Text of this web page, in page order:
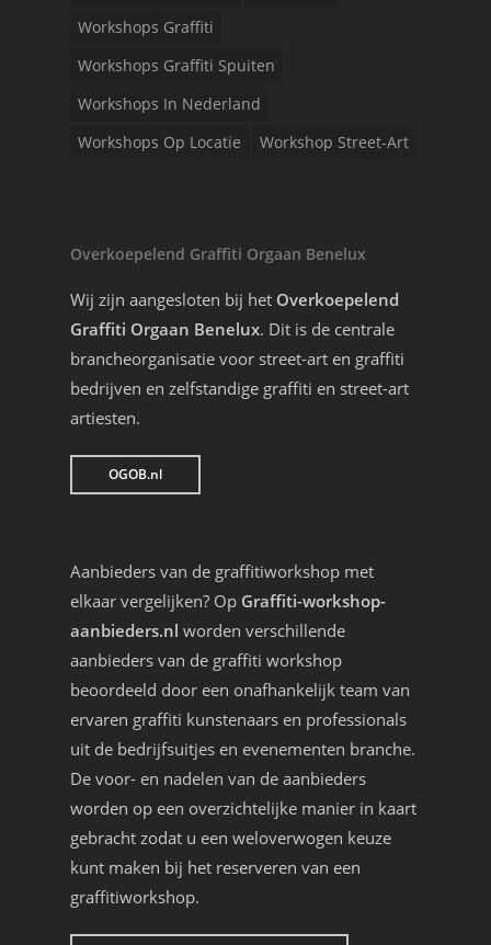
Workshops Graffiti
Workshops Graffiti Spuiten
Workshops In Nederland
Workshops Op Locatie
Workshop Street-Art
Overkoepelend Graffiti Orgaan Benelux
Wij zijn aangesloten bij het Overkoepelend
Graffiti Orgaan Benelux. Dit is de centrale
brancheorganisatie voor street-art en graffiti
bedrijven en zelfstandige graffiti en street-art
artiesten.
OGOB.nl
Aanbieders van de graffitiworkshop met
elkaar vergelijken? Op Graffiti-workshop-
aanbieders.nl worden verschillende
aanbieders van de graffiti workshop
beoordeeld door een onafhankelijk team van
ervaren graffiti kunstenaars en professionals
uit de bedrijfsuitjes en evenementen branche.
De voor- en nadelen van de aanbieders
worden op een overzichtelijke manier in kaart
gebracht zodat u een weloverwogen keuze
kunt maken bij het reserveren van een
graffitiworkshop.